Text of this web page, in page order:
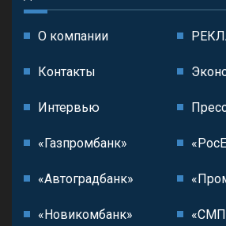
О компании
Контакты
Интервью
«Газпромбанк»
«Автоградбанк»
«Новикомбанк» «СМП